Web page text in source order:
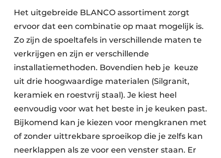
Het uitgebreide BLANCO assortiment zorgt
ervoor dat een combinatie op maat mogelijk is.
Zo zijn de spoeltafels in verschillende maten te
verkrijgen en zijn er verschillende
installatiemethoden. Bovendien heb je keuze
uit drie hoogwaardige materialen (Silgranit,
keramiek en roestvrij staal). Je kiest heel
eenvoudig voor wat het beste in je keuken past.
Bijkomend kan je kiezen voor mengkranen met
of zonder uittrekbare sproeikop die je zelfs kan
neerklappen als ze voor een venster staan. Er